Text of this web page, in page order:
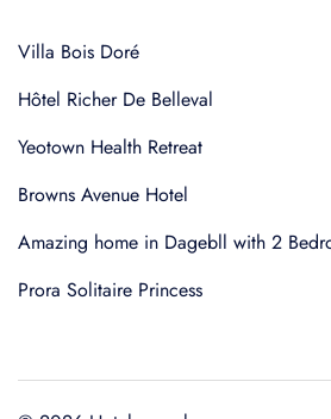
Villa Bois Doré
Hôtel Richer De Belleval
Yeotown Health Retreat
Browns Avenue Hotel
Amazing home in Dagebll with 2
Prora Solitaire Princess